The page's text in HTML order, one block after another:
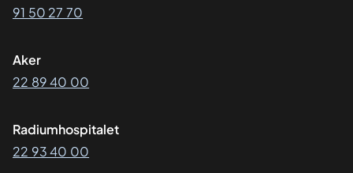
91 50 27 70
Aker
22 89 40 00
Radiumhospitalet
22 93 40 00